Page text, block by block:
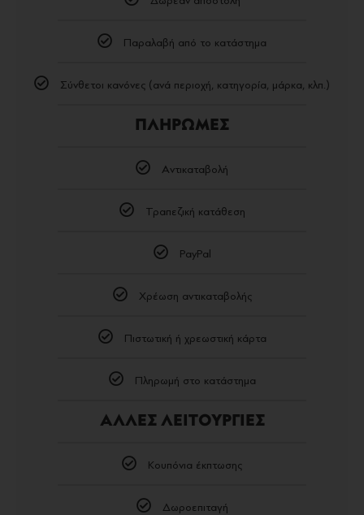
Παραλαβή από το κατάστημα
Σύνθετοι κανόνες (ανά περιοχή, κατηγορία, μάρκα, κλπ.)
ΠΛΗΡΩΜΕΣ
Αντικαταβολή
Τραπεζική κατάθεση
PayPal
Χρέωση αντικαταβολής
Πιστωτική ή χρεωστική κάρτα
Πληρωμή στο κατάστημα
ΑΛΛΕΣ ΛΕΙΤΟΥΡΓΙΕΣ
Κουπόνια έκπτωσης
Δωροεπιταγή